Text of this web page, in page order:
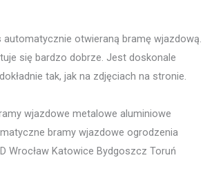
automatycznie otwieraną bramę wjazdową.
się bardzo dobrze. Jest doskonale
tak, jak na zdjęciach na stronie.